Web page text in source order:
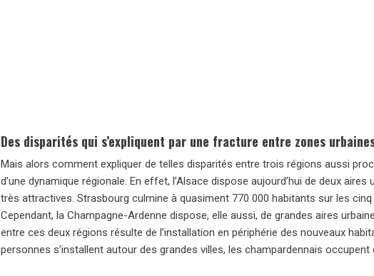
Des disparités qui s’expliquent par une fracture entre zones
Mais alors comment expliquer de telles disparités entre trois régions aussi
d’une dynamique régionale. En effet, l’Alsace dispose aujourd’hui de deux
très attractives. Strasbourg culmine à quasiment 770 000 habitants sur les
Cependant, la Champagne-Ardenne dispose, elle aussi, de grandes aires
entre ces deux régions résulte de l’installation en périphérie des nouveaux
personnes s’installent autour des grandes villes, les champardennais